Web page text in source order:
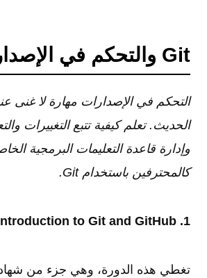
Git والتحكم في الإصدارات
التحكم في الإصدارات مهارة لا غنى
الحديث. تعلم كيفية تتبع التغييرات
وإدارة قاعدة التعليمات البرمجية
كالمحترفين باستخدام Git.
1. Introduction to Git and GitHub
تغطي هذه الدورة، وهي جزء من شهادة